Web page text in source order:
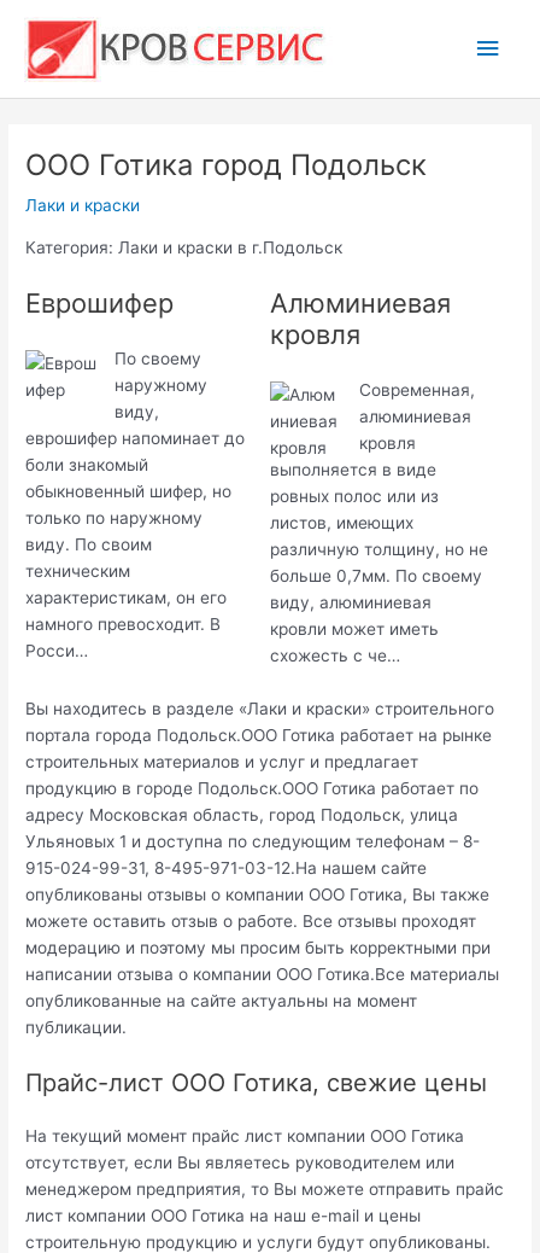
содержимому
ООО Готика город Подольск
Лаки и краски
Категория: Лаки и краски в г.Подольск
Еврошифер
По своему
наружному
виду,
еврошифер напоминает до
боли знакомый
обыкновенный шифер, но
только по наружному
виду. По своим
техническим
характеристикам, он его
намного превосходит. В
Росси…
Алюминиевая
кровля
Современная,
алюминиевая
кровля
выполняется в виде
ровных полос или из
листов, имеющих
различную толщину, но не
больше 0,7мм. По своему
виду, алюминиевая
кровли может иметь
схожесть с че…
Вы находитесь в разделе «Лаки и краски» строительного
портала города Подольск.ООО Готика работает на рынке
строительных материалов и услуг и предлагает
продукцию в городе Подольск.ООО Готика работает по
адресу Московская область, город Подольск, улица
Ульяновых 1 и доступна по следующим телефонам – 8-
915-024-99-31, 8-495-971-03-12.На нашем сайте
опубликованы отзывы о компании ООО Готика, Вы также
можете оставить отзыв о работе. Все отзывы проходят
модерацию и поэтому мы просим быть корректными при
написании отзыва о компании ООО Готика.Все материалы
опубликованные на сайте актуальны на момент
публикации.
Прайс-лист ООО Готика, свежие цены
На текущий момент прайс лист компании ООО Готика
отсутствует, если Вы являетесь руководителем или
менеджером предприятия, то Вы можете отправить прайс
лист компании ООО Готика на наш e-mail и цены
строительную продукцию и услуги будут опубликованы.